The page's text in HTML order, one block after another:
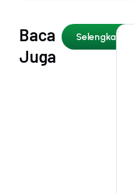
Baca
Juga
Selengkapnya